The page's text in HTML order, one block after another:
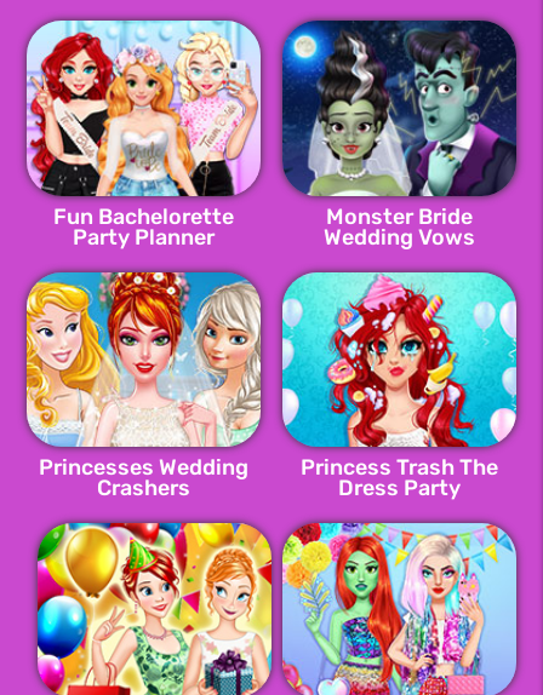
Monster Bride
Wedding Vows
Fun Bachelorette
Party Planner
Princess Trash The
Dress Party
Princesses Wedding
Crashers